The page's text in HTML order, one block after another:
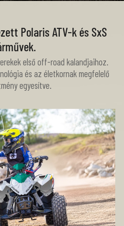
Polaris ATV-k és SxS
első off-road kalandjaihoz.
és az életkornak megfelelő
egyesítve.